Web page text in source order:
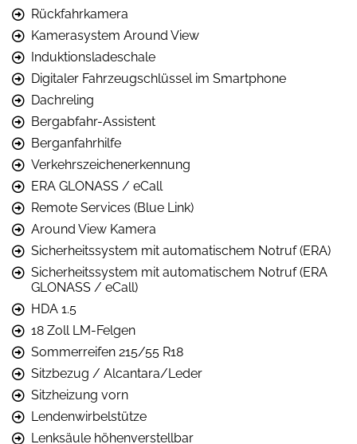
Rückfahrkamera
Kamerasystem Around View
Induktionsladeschale
Digitaler Fahrzeugschlüssel im Smartphone
Dachreling
Bergabfahr-Assistent
Berganfahrhilfe
Verkehrszeichenerkennung
ERA GLONASS / eCall
Remote Services (Blue Link)
Around View Kamera
Sicherheitssystem mit automatischem Notruf (ERA)
Sicherheitssystem mit automatischem Notruf (ERA
GLONASS / eCall)
HDA 1.5
18 Zoll LM-Felgen
Sommerreifen 215/55 R18
Sitzbezug / Alcantara/Leder
Sitzheizung vorn
Lendenwirbelstütze
Lenksäule höhenverstellbar